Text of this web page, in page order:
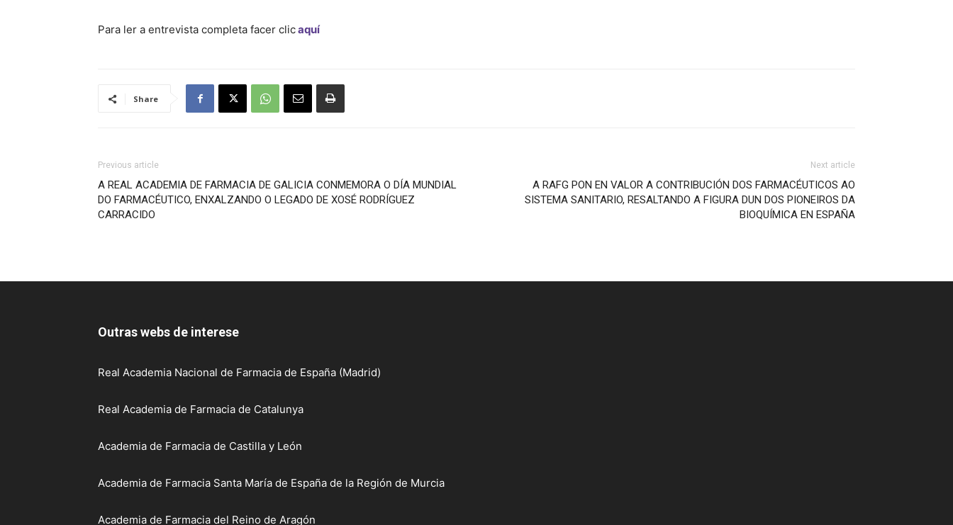
Para ler a entrevista completa facer clicaquí
Share
Previous article
A REAL ACADEMIA DE FARMACIA DE GALICIA CONMEMORA O DÍA MUNDIAL
DO FARMACÉUTICO, ENXALZANDO O LEGADO DE XOSÉ RODRÍGUEZ
CARRACIDO
Next article
A RAFG PON EN VALOR A CONTRIBUCIÓN DOS FARMACÉUTICOS AO
SISTEMA SANITARIO, RESALTANDO A FIGURA DUN DOS PIONEIROS DA
BIOQUÍMICA EN ESPAÑA
Outras webs de interese
Real Academia Nacional de Farmacia de España (Madrid)
Real Academia de Farmacia de Catalunya
Academia de Farmacia de Castilla y León
Academia de Farmacia Santa María de España de la Región de Murcia
Academia de Farmacia del Reino de Aragón